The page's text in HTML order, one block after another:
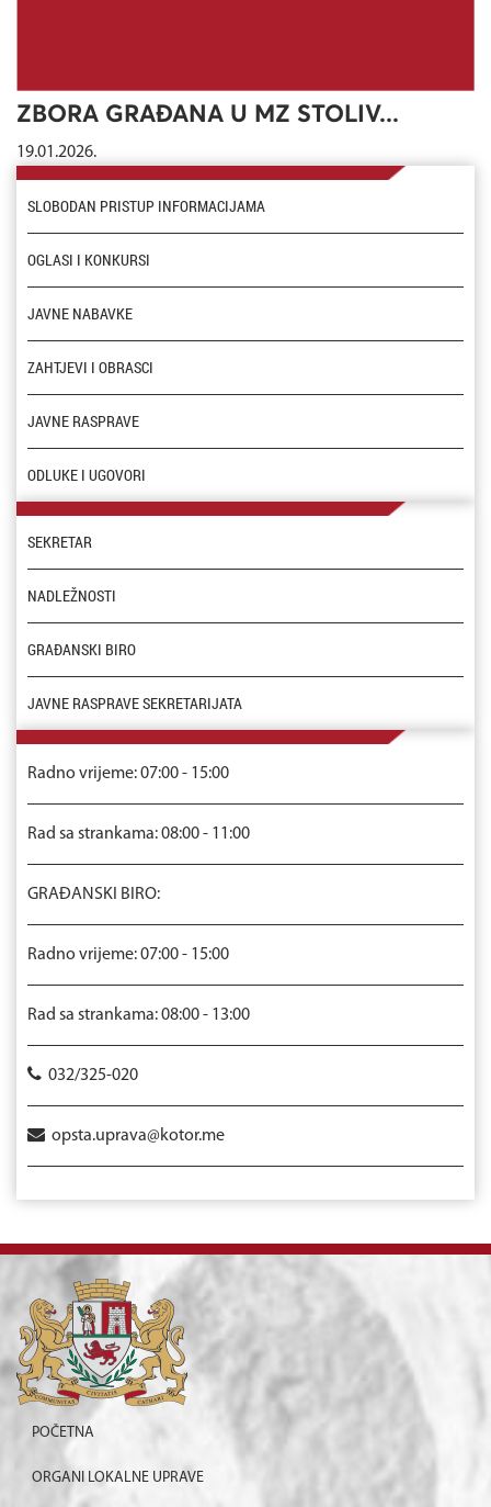
ZBORA GRAĐANA U MZ STOLIV...
19.01.2026.
SLOBODAN PRISTUP INFORMACIJAMA
OGLASI I KONKURSI
JAVNE NABAVKE
ZAHTJEVI I OBRASCI
JAVNE RASPRAVE
ODLUKE I UGOVORI
SEKRETAR
NADLEŽNOSTI
GRAĐANSKI BIRO
JAVNE RASPRAVE SEKRETARIJATA
Radno vrijeme: 07:00 - 15:00
Rad sa strankama: 08:00 - 11:00
GRAĐANSKI BIRO:
Radno vrijeme: 07:00 - 15:00
Rad sa strankama: 08:00 - 13:00
032/325-020
opsta.uprava@kotor.me
POČETNA
ORGANI LOKALNE UPRAVE